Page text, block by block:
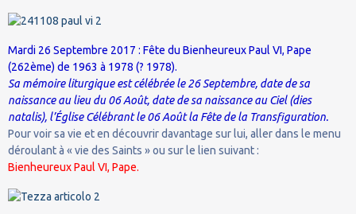
Mardi 26 Septembre 2017 : Fête du Bienheureux Paul VI, Pape
(262ème) de 1963 à 1978 (? 1978).
Sa mémoire liturgique est célébrée le 26 Septembre, date de sa
naissance au lieu du 06 Août, date de sa naissance au Ciel (dies
natalis), l’Église Célébrant le 06 Août la Fête de la Transfiguration.
Pour voir sa vie et en découvrir davantage sur lui, aller dans le menu
déroulant à « vie des Saints » ou sur le lien suivant :
Bienheureux Paul VI, Pape.